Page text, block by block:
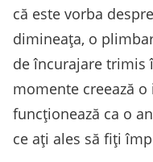
că este vorba
dimineața, o
de încurajare trimis
momente creează
funcționează ca o
ce ați ales să fiți